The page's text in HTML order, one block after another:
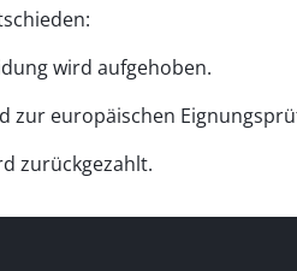
wird aufgehoben.
zur europäischen
zurückgezahlt.